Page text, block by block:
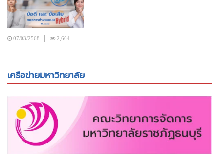
07/03/2568 2,664
เครือข่ายมหาวิทยาลัย